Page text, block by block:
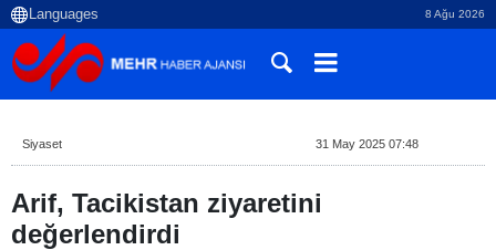
8 Ağu 2026
Siyaset 31 May 2025 07:48
Arif, Tacikistan ziyaretini
değerlendirdi